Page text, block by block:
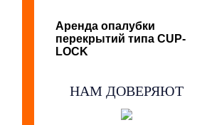
Аренда опалубки
перекрытий типа CUP-
LOCK
НАМ ДОВЕРЯЮТ